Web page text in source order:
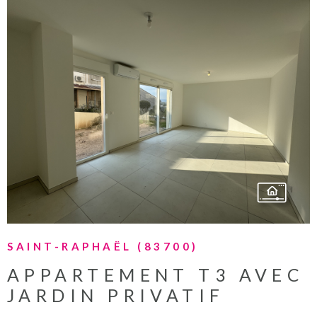
SAINT-RAPHAËL (83700)
APPARTEMENT T3 AVEC
JARDIN PRIVATIF
VOIR LE BIEN